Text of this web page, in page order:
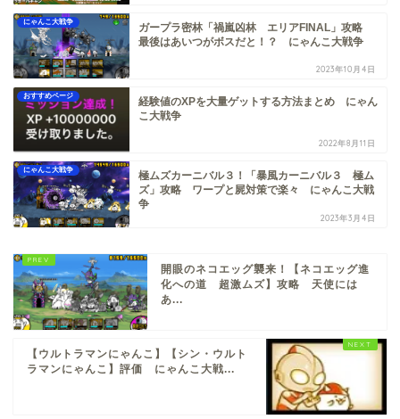
にゃんこ大戦争
ガープラ密林「禍嵐凶林 エリアFINAL」攻略
最後はあいつがボスだと！？ にゃんこ大戦争
2023年10月4日
おすすめページ
経験値のXPを大量ゲットする方法まとめ にゃん
こ大戦争
2022年8月11日
にゃんこ大戦争
極ムズカーニバル３！「暴風カーニバル３ 極ム
ズ」攻略 ワープと屍対策で楽々 にゃんこ大戦
争
2023年3月4日
開眼のネコエッグ襲来！【ネコエッグ進
化への道 超激ムズ】攻略 天使には
あ...
【ウルトラマンにゃんこ】【シン・ウルト
ラマンにゃんこ】評価 にゃんこ大戦...